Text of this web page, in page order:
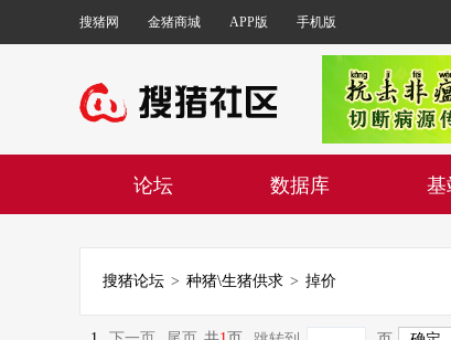
搜猪网 金猪商城 APP版 手机版
论坛 数据库 基
搜猪论坛 > 种猪\生猪供求 > 掉价